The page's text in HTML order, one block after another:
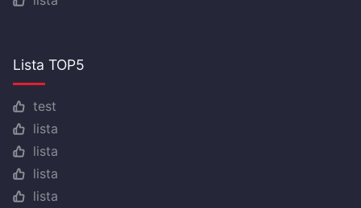
Lista TOP5
test
lista
lista
lista
lista